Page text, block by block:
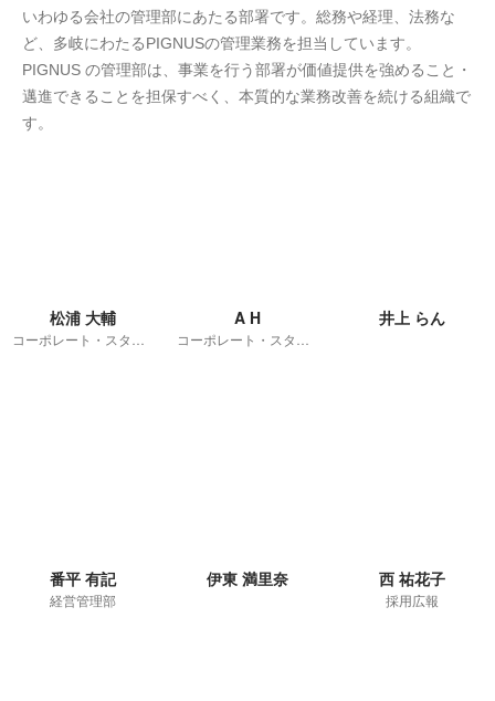
いわゆる会社の管理部にあたる部署です。総務や経理、法務な
ど、多岐にわたるPIGNUSの管理業務を担当しています。
PIGNUS の管理部は、事業を行う部署が価値提供を強めること・
邁進できることを担保すべく、本質的な業務改善を続ける組織で
す。
松浦 大輔 A H 井上 らん
番平 有記
経営管理部
伊東 満里奈 西 祐花子
採用広報